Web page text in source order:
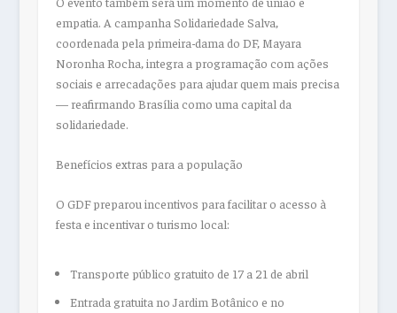
empatia. A campanha Solidariedade Salva,
coordenada pela primeira-dama do DF, Mayara
Noronha Rocha, integra a programação com ações
sociais e arrecadações para ajudar quem mais precisa
— reafirmando Brasília como uma capital da
solidariedade.
Benefícios extras para a população
O GDF preparou incentivos para facilitar o acesso à
festa e incentivar o turismo local:
Transporte público gratuito de 17 a 21 de abril
Entrada gratuita no Jardim Botânico e no